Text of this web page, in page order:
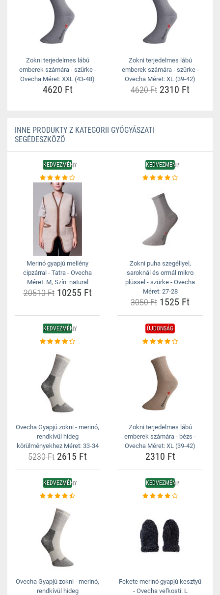
Zokni terjedelmes lábú
emberek számára - szürke -
Ovecha Méret: XXL (43-48)
4620 Ft
Zokni terjedelmes lábú
emberek számára - szürke -
Ovecha Méret: XL (39-42)
4620 Ft 2310 Ft
INNE PRODUKTY Z KATEGORII GYÓGYÁSZATI
SEGÉDESZKÖZÖ
KEDVEZMÉNY
Merinó gyapjú mellény
cipzárral - Tatra - Ovecha
Méret: M, Szín: natural
20510 Ft10255 Ft
KEDVEZMÉNY
Zokni puha szegéllyel,
saroknál és orrnál mikro
plüssel - szürke - Ovecha
Méret: 27-28
3050 Ft 1525 Ft
KEDVEZMÉNY
Ovecha Gyapjú zokni - merinó,
rendkívül hideg
körülményekhez Méret: 33-34
5230 Ft 2615 Ft
ÚJDONSÁG
Zokni terjedelmes lábú
emberek számára - bézs -
Ovecha Méret: XL (39-42)
2310 Ft
KEDVEZMÉNY
Ovecha Gyapjú zokni - merinó,
rendkívül hideg
KEDVEZMÉNY
Fekete merinó gyapjú kesztyű
- Ovecha veľkosti: L